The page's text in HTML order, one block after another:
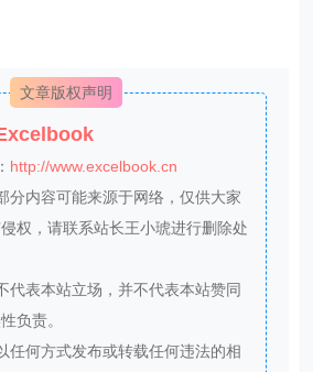
文章版权声明
http://www.excelbook.cn
分内容可能来源于网络，仅供大家
权，请联系站长王小琥进行删除处
代表本站立场，并不代表本站赞同
负责。
任何方式发布或转载任何违法的相